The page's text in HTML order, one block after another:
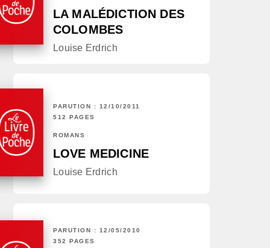
LA MALÉDICTION DES
COLOMBES
Louise Erdrich
PARUTION : 12/10/2011
512 PAGES
ROMANS
LOVE MEDICINE
Louise Erdrich
PARUTION : 12/05/2010
352 PAGES